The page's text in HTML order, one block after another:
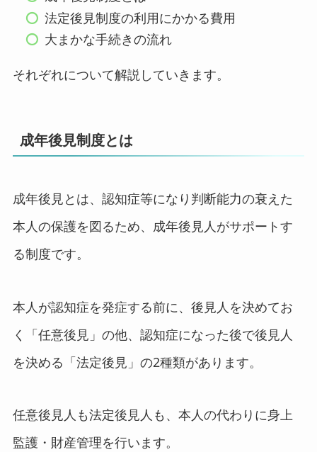
法定後見制度の利用にかかる費用
大まかな手続きの流れ
それぞれについて解説していきます。
成年後見制度とは
成年後見とは、認知症等になり判断能力の衰えた
本人の保護を図るため、成年後見人がサポートす
る制度です。
本人が認知症を発症する前に、後見人を決めてお
く「任意後見」の他、認知症になった後で後見人
を決める「法定後見」の2種類があります。
任意後見人も法定後見人も、本人の代わりに身上
監護・財産管理を行います。